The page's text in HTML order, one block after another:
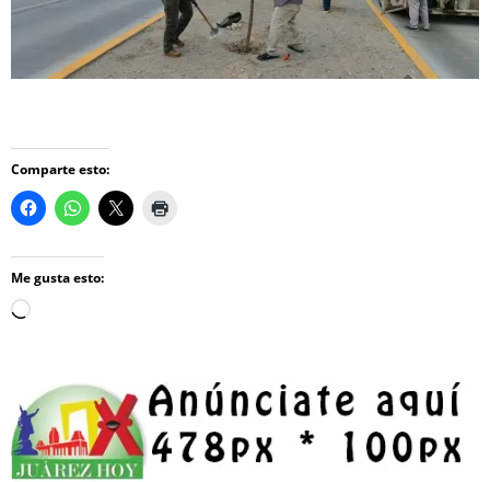
Comparte esto:
Me gusta esto:
Loading…